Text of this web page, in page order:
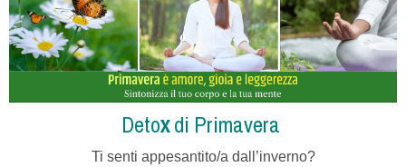
Detoxdi Primavera
Ti senti appesantito/a dall’inverno?